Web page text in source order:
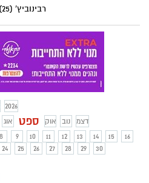
להנדסה ע"ש
לדפדפן
שינויי
2026
אוג ספט אוק נוב
דצמ
8 9 10 11 12 13 14 15
16
24 25 26 27 28 29 30